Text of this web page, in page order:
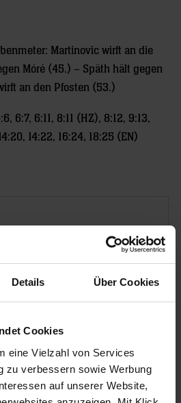
Details Über Cookies
Cookies
eine Vielzahl von Services
zu verbessern sowie Werbung
auf unserer Website,
Martinovic wirft an die
Móré (45.) – Späth hält gegen
an den Pfosten (53.)
6:7, 6:11, 8:11 (HZ), 8:12, 9:13,
14:22, 16:24, 18:25 (EN)